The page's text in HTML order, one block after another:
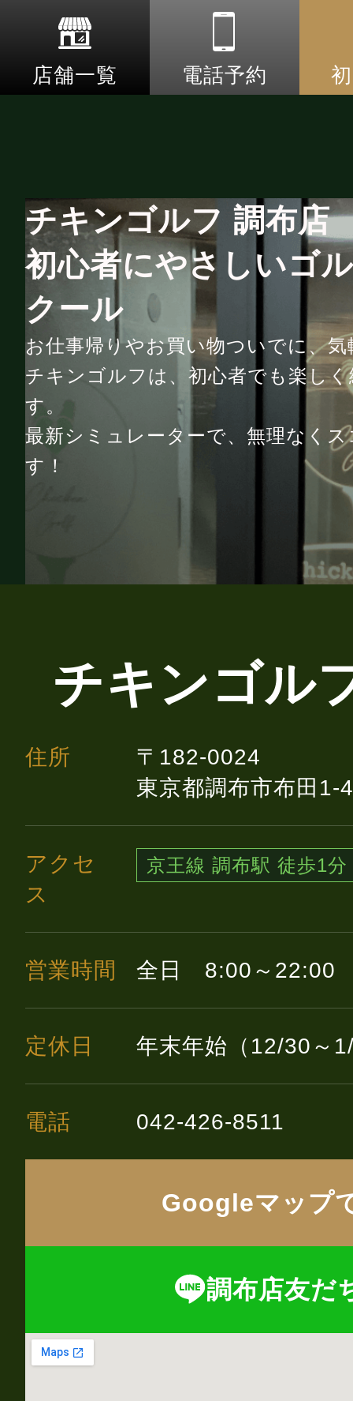
電話予約
店舗一覧
チキンゴルフ 調布店
初心者にやさしいゴ
クール
お仕事帰りやお買い物ついでに、
チキンゴルフは、初心者でも楽し
す。
最新シミュレーターで、無理なく
す！
Googleマップ
調布店友だ
チキンゴル
住所
〒182-0024
東京都調布市布田1-
アクセ
ス
京王線 調布駅 徒歩1分
営業時間 全日　8:00～22:00
定休日 年末年始（12/30～
電話 042-426-8511